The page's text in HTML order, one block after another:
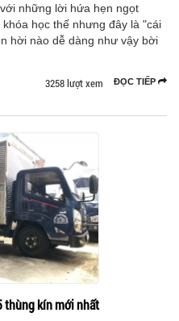
những lời hứa hẹn ngọt
học thế nhưng đây là "cái
hời nào dễ dàng như vậy bời
ĐỌC TIẾP
3258 lượt xem
thùng kín mới nhất